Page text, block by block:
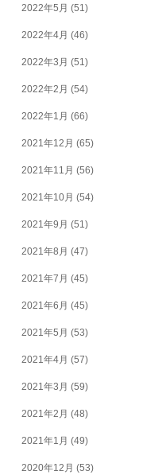
2022年5月 (51)
2022年4月 (46)
2022年3月 (51)
2022年2月 (54)
2022年1月 (66)
2021年12月 (65)
2021年11月 (56)
2021年10月 (54)
2021年9月 (51)
2021年8月 (47)
2021年7月 (45)
2021年6月 (45)
2021年5月 (53)
2021年4月 (57)
2021年3月 (59)
2021年2月 (48)
2021年1月 (49)
2020年12月 (53)